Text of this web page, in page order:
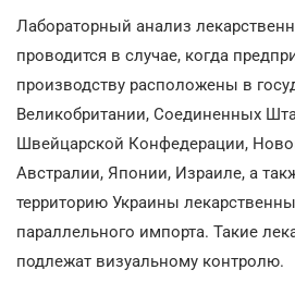
Лабораторный анализ
проводится в случае, когда
производству расположены в
Великобритании, Соединенных
Швейцарской Конфедерации,
Австралии, Японии, Израиле, а
территорию Украины
параллельного импорта. Такие
подлежат визуальному контролю.